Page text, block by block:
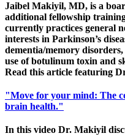
Jaibel Makiyil, MD, is a
additional fellowship
currently practices general
interests in Parkinson’s
dementia/memory
use of botulinum toxin and
Read this article featuring
"Move for your mind: The
brain health."
In this video Dr. Makiyil